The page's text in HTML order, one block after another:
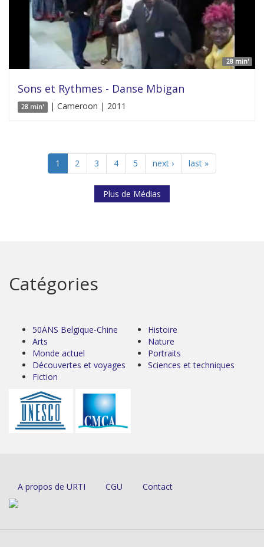
28 min'
Sons et Rythmes - Danse Mbigan
28 min' | Cameroon | 2011
1 2 3 4 5 next › last »
Plus de Médias
Catégories
50ANS Belgique-Chine
Arts
Monde actuel
Découvertes et voyages
Fiction
Histoire
Nature
Portraits
Sciences et techniques
A propos de URTI CGU Contact